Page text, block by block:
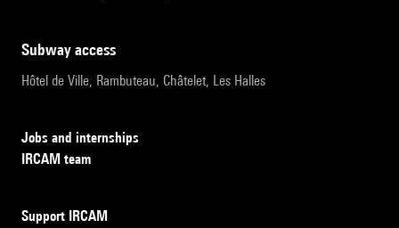
subway access
Hôtel de Ville, Rambuteau, Châtelet, Les Halles
Jobs and internships
IRCAM team
Support IRCAM